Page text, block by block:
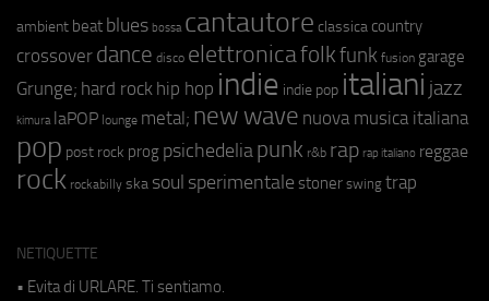
ambient beat blues bossa cantautore classica country
crossover dance disco elettronicafolkfunk fusion garage
Grunge; hard rock hip hop indie indie pop italiani jazz
kimura laPOP lounge metal; new wave nuova musica italiana
pop post rock prog psichedeliapunk r&b rap rap italiano reggae
rock rockabilly ska soul sperimentale stoner swing trap
NETIQUETTE
• Evita di URLARE. Ti sentiamo.